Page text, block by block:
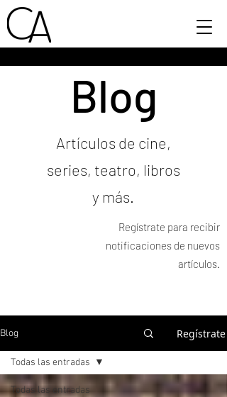
Blog
Artículos de cine,
series, teatro, libros
y más.
Regístrate para recibir
notificaciones de nuevos
artículos.
Blog Regístrate
Todas las entradas
Todas las entradas